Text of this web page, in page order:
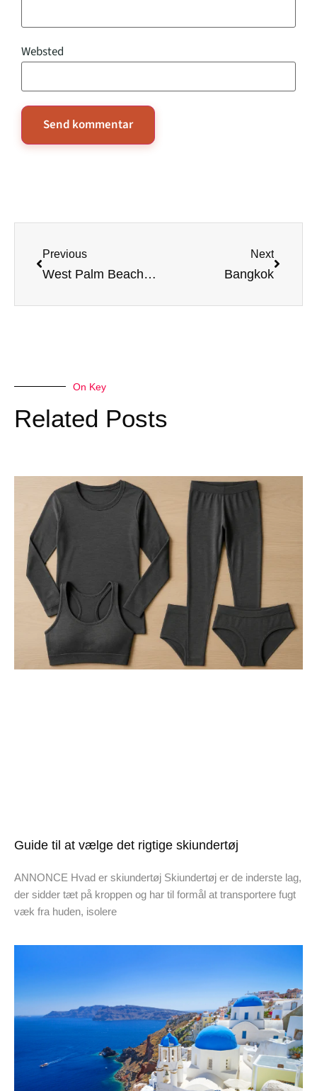
Websted
Previous
West Palm Beach Florida
Next
Bangkok
On Key
Related Posts
Guide til at vælge det rigtige skiundertøj
ANNONCE Hvad er skiundertøj Skiundertøj er de inderste lag,
der sidder tæt på kroppen og har til formål at transportere fugt
væk fra huden, isolere